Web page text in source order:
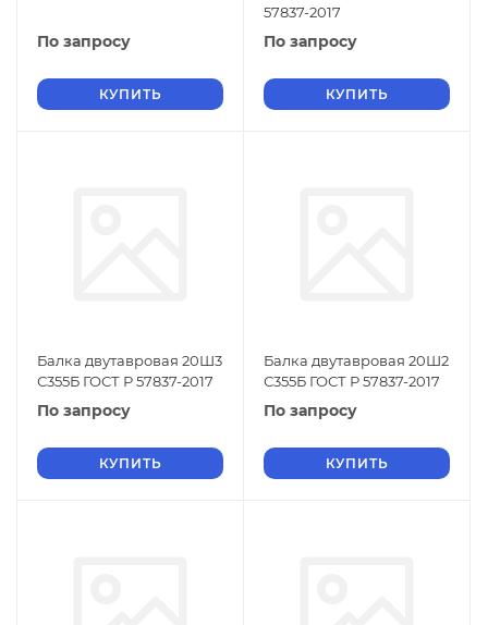
По запросу
КУПИТЬ
57837-2017
По запросу
КУПИТЬ
Балка двутавровая 20Ш3
С355Б ГОСТ Р 57837-2017
По запросу
КУПИТЬ
Балка двутавровая 20Ш2
С355Б ГОСТ Р 57837-2017
По запросу
КУПИТЬ